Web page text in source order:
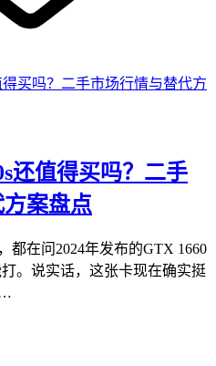
还值得买吗？二手
案盘点
都在问2024年发布的GTX 1660
打。说实话，这张卡现在确实挺
…